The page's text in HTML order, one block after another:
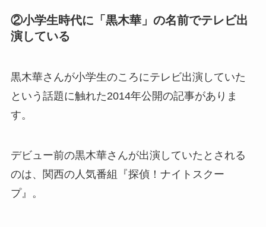
②小学生時代に「黒木華」の名前でテレビ出
演している
黒木華さんが小学生のころにテレビ出演していた
という話題に触れた2014年公開の記事がありま
す。
デビュー前の黒木華さんが出演していたとされる
のは、関西の人気番組『探偵！ナイトスクー
プ』。